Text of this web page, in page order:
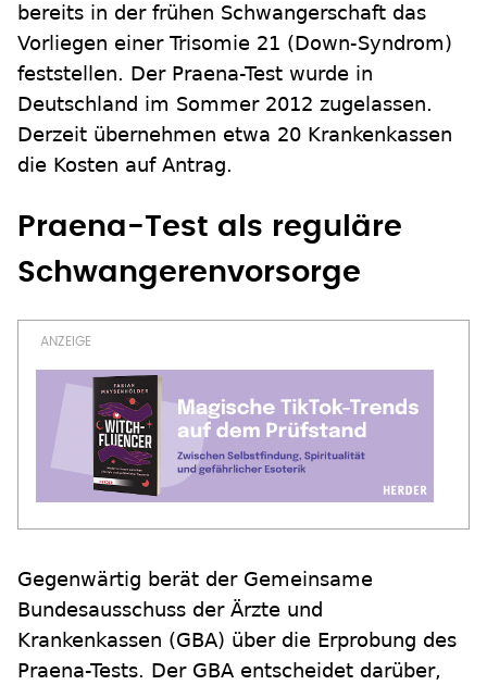
bereits in der frühen Schwangerschaft das
Vorliegen einer Trisomie 21 (Down-Syndrom)
feststellen. Der Praena-Test wurde in
Deutschland im Sommer 2012 zugelassen.
Derzeit übernehmen etwa 20 Krankenkassen
die Kosten auf Antrag.
Praena-Test als reguläre
Schwangerenvorsorge
Gegenwärtig berät der Gemeinsame
Bundesausschuss der Ärzte und
Krankenkassen (GBA) über die Erprobung des
Praena-Tests. Der GBA entscheidet darüber,